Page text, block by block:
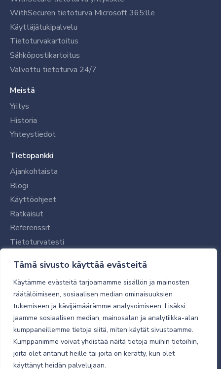
Tämä sivusto käyttää evästeitä
Käytämme evästeitä tarjoamamme sisällön ja mainosten
räätälöimiseen, sosiaalisen median ominaisuuksien
tukemiseen ja kävijämäärämme analysoimiseen. Lisäksi
jaamme sosiaalisen median, mainosalan ja analytiikka-alan
kumppaneillemme tietoja siitä, miten käytät sivustoamme.
Kumppanimme voivat yhdistää näitä tietoja muihin tietoihin,
joita olet antanut heille tai joita on kerätty, kun olet
käyttänyt heidän palvelujaan.
WithSecuren tietoturva Microsoft 365:lle
Käyttäjätukipalvelu
Tietoturvakartoitus
Sähköpostikartoitus
Valvottu tietoturva 24/7
Meistä
Yritys
Historia
Yhteystiedot
Tietopankki
Ajankohtaista
Blogi
Käyttöohjeet
Ratkaisut
Referenssit
Tietoturvatesti
Tilaajalle
Toimitustavat ja -kulut
Verkkokaupan yleiset ehdot
Toimitusehdot
Tietosuojaseloste
Tietoturva